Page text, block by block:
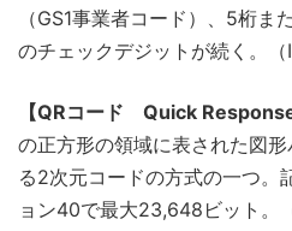
（GS1事業者コード）、5桁ま
のチェックデジットが続く。（
【QRコード Quick
の正方形の領域に表された図
る2次元コードの方式の一つ。
ョン40で最大23,648ビット。